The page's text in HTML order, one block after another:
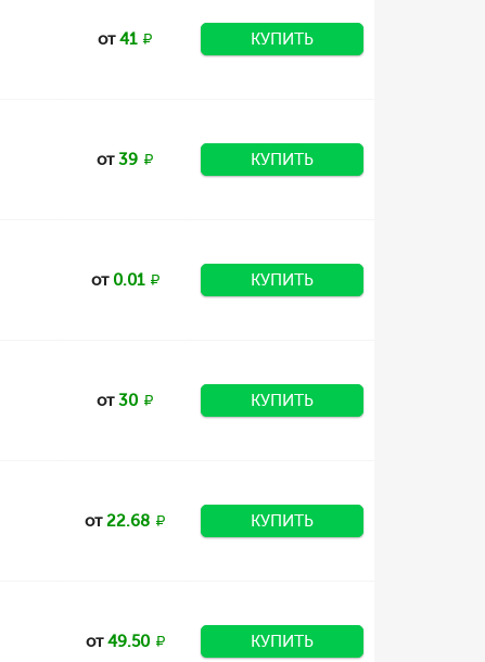
от41 КУПИТЬ
от39 КУПИТЬ
от 0.01 КУПИТЬ
от30 КУПИТЬ
от22.68 КУПИТЬ
от49.50 КУПИТЬ